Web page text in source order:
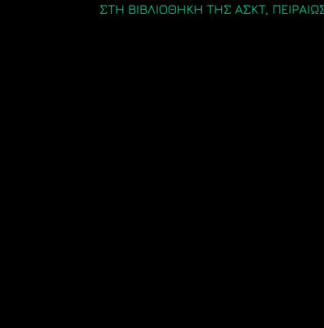
ΣΤΗ ΒΙΒΛΙΟΘΗΚΗ ΤΗΣ ΑΣΚΤ,